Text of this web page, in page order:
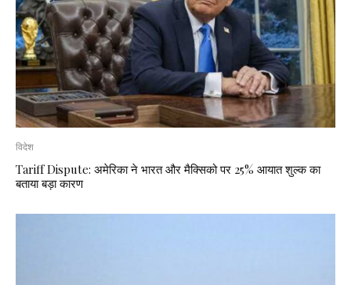
विदेश
Tariff Dispute: अमेरिका ने भारत और मैक्सिको पर 25% आयात शुल्क का
बताया बड़ा कारण